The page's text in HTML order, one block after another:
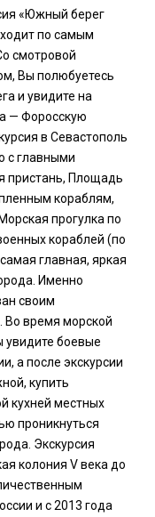
«Южный берег
по самым
смотровой
Вы полюбуетесь
и увидите на
— Форосскую
в Севастополь
с главными
пристань, Площадь
кораблям,
прогулка по
кораблей (по
главная, яркая
Именно
своим
Во время морской
увидите боевые
а после экскурсии
купить
кухней местных
проникнуться
Экскурсия
колония V века до
и с 2013 года